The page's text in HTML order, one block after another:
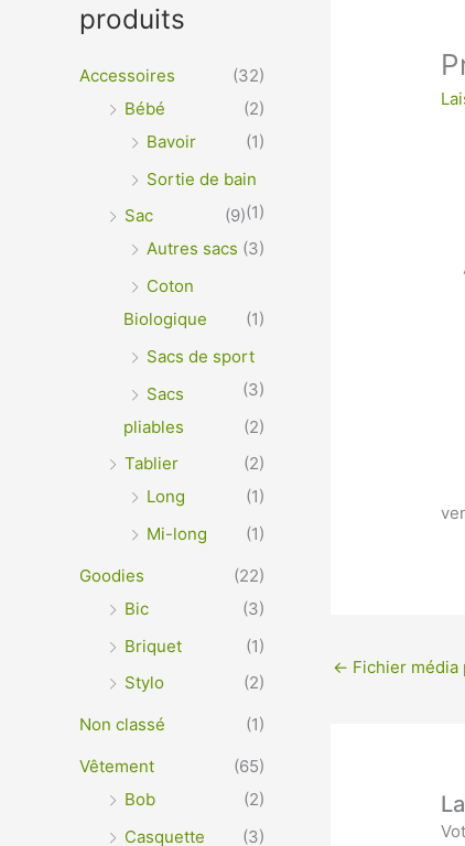
VÊTEMENTS ET OBJETS À PERSONNALISER
OPTIMALE ou IMPRESSION SUR TEXTILES…
produits
Accessoires
(32)
Bébé
(2)
Bavoir
(1)
Sortie de bain
(1)
Sac
(9)
Autres sacs (3)
Coton
Biologique
(1)
Sacs de sport
(3)
Sacs
pliables
(2)
Tablier
(2)
Long
(1)
Mi-long
(1)
Goodies
(22)
Bic
(3)
Briquet
(1)
Stylo
(2)
Non classé
(1)
Vêtement
(65)
Bob
(2)
Casquette
(3)
← Fichier média